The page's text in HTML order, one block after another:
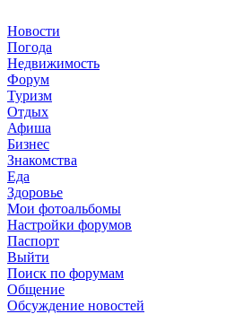
Новости
Погода
Недвижимость
Форум
Туризм
Отдых
Афиша
Бизнес
Знакомства
Еда
Здоровье
Мои фотоальбомы
Настройки форумов
Паспорт
Выйти
Поиск по форумам
Общение
Обсуждение новостей